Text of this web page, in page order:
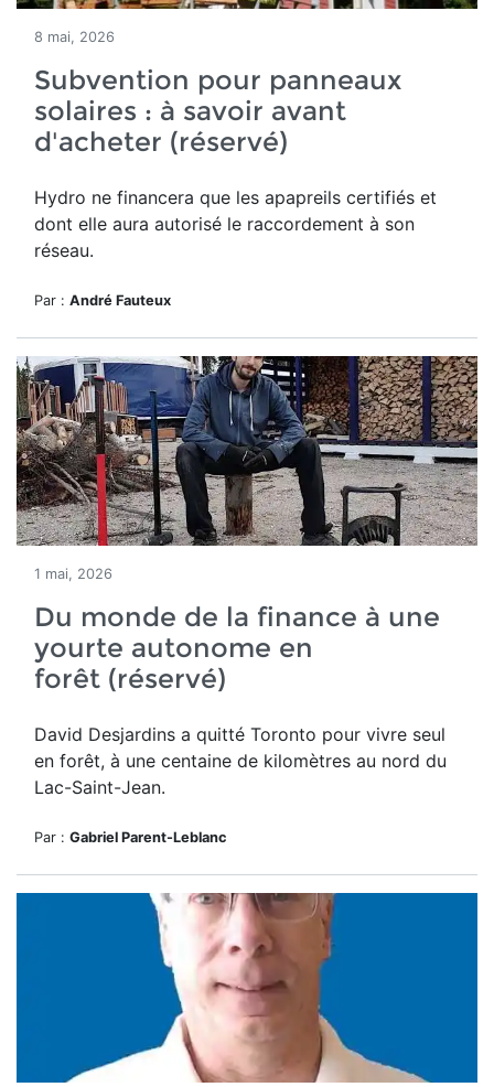
8 mai, 2026
Subvention pour panneaux
solaires : à savoir avant
d'acheter (réservé)
Hydro ne financera que les apapreils certifiés et
dont elle aura autorisé le raccordement à son
réseau.
Par : André Fauteux
1 mai, 2026
Du monde de la finance à une
yourte autonome en
forêt (réservé)
David Desjardins a quitté Toronto pour vivre seul
en forêt, à une centaine de kilomètres au nord du
Lac-Saint-Jean.
Par : Gabriel Parent-Leblanc